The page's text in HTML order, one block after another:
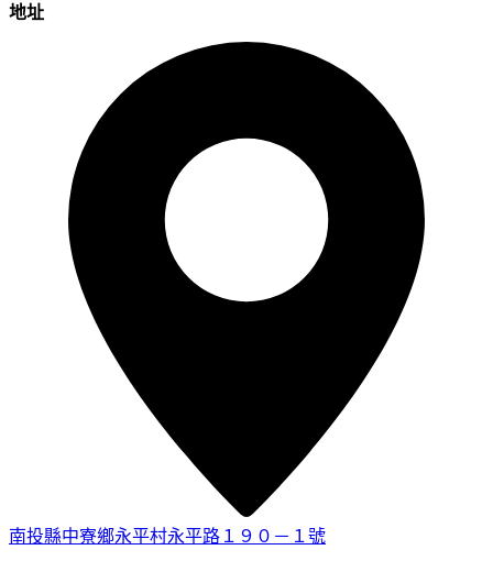
地址
南投縣中寮鄉永平村永平路１９０－１號